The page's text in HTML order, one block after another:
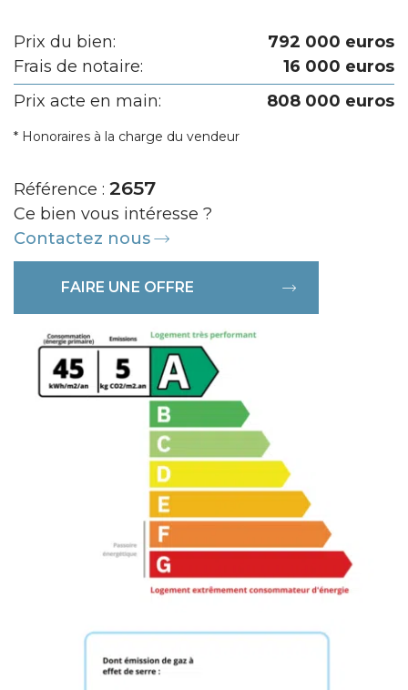
Prix du bien:
792 000 euros
Frais de notaire:
16 000 euros
Prix acte en main:
808 000 euros
* Honoraires à la charge du vendeur
Référence : 2657
Ce bien vous intéresse ?
Contactez nous
FAIRE UNE OFFRE